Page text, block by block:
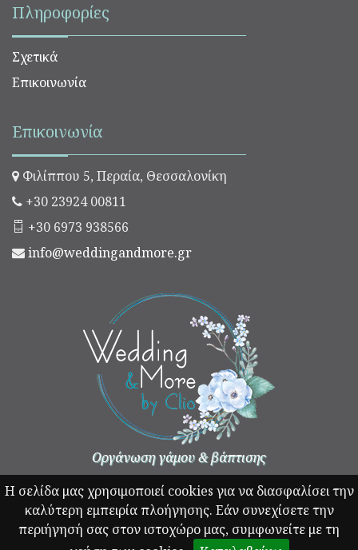
Η σελίδα μας χρησιμοποιεί cookies για να διασφαλίσει την
καλύτερη εμπειρία πλοήγησης. Εάν συνεχίσετε την
περιήγησή σας στον ιστοχώρο μας, συμφωνείτε με τη
Πληροφορίες
Σχετικά
Επικοινωνία
Επικοινωνία
Φιλίππου 5, Περαία, Θεσσαλονίκη
+30 23924 00811
+30 6973 938566
info@weddingandmore.gr
Οργάνωση γάμου & βάπτισης